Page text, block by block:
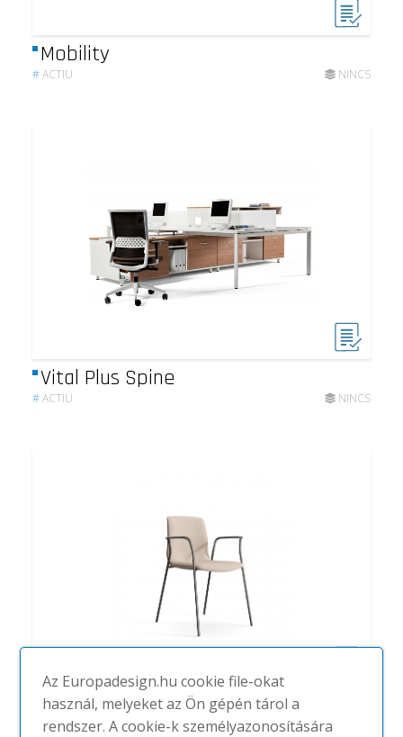
Mobility
#ACTIU NINCS
Vital Plus Spine
#ACTIU NINCS
Noom 50
ACTIU
Az Europadesign.hu cookie file-okat
használ, melyeket az Ön gépén tárol a
rendszer. A cookie-k személyazonosítására